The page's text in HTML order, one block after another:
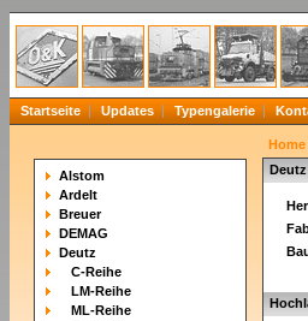
Startseite Updates Typengalerie
Alstom
Ardelt
Breuer
DEMAG
Deutz
C-Reihe
LM-Reihe
ML-Reihe
Home
Deutz